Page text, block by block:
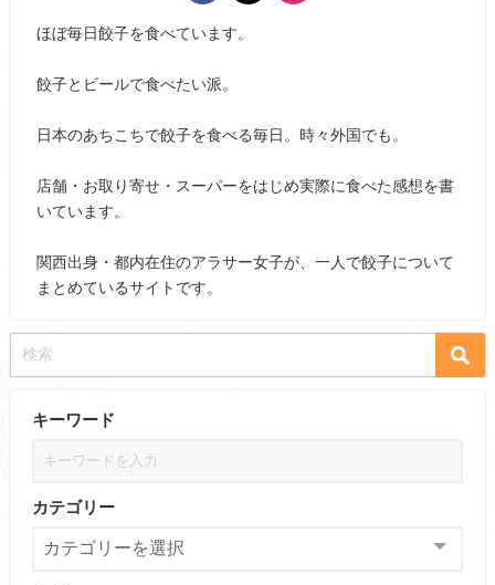
ほぼ毎日餃子を食べています。
餃子とビールで食べたい派。
日本のあちこちで餃子を食べる毎日。時々外国でも。
店舗・お取り寄せ・スーパーをはじめ実際に食べた感想を書
いています。
関西出身・都内在住のアラサー女子が、一人で餃子について
まとめているサイトです。
キーワード
カテゴリー